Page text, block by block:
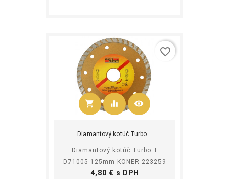
shopping_cart
Kúpiť
equalizer visibility
Diamantový kotúč Turbo...
Diamantový kotúč Turbo +
D71005 125mm KONER 223259
Cena
4,80 € s DPH
favorite_border